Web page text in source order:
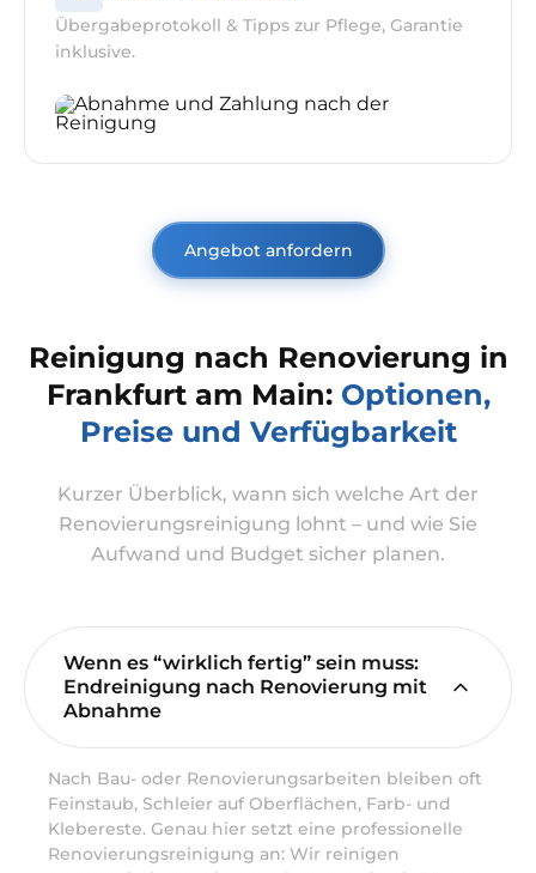
Übergabeprotokoll & Tipps zur Pflege, Garantie
inklusive.
Angebot anfordern
Reinigung nach Renovierung in
Frankfurt am Main: Optionen,
Preise und Verfügbarkeit
Kurzer Überblick, wann sich welche Art der
Renovierungsreinigung lohnt – und wie Sie
Aufwand und Budget sicher planen.
Wenn es “wirklich fertig” sein muss:
Endreinigung nach Renovierung mit
Abnahme
Nach Bau- oder Renovierungsarbeiten bleiben oft
Feinstaub, Schleier auf Oberflächen, Farb- und
Klebereste. Genau hier setzt eine professionelle
Renovierungsreinigung an: Wir reinigen